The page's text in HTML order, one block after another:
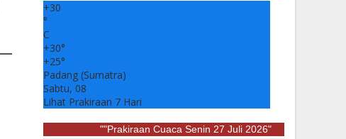
+30
°
C
+30°
+25°
Padang (Sumatra)
Sabtu, 08
Lihat Prakiraan 7 Hari
""Prakiraan Cuaca Senin 27 Juli 2026"